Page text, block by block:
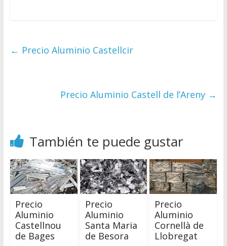
← Precio Aluminio Castellcir
Precio Aluminio Castell de l’Areny →
También te puede gustar
Precio
Aluminio
Castellnou
de Bages
Precio
Aluminio
Santa Maria
de Besora
Precio
Aluminio
Cornellà de
Llobregat